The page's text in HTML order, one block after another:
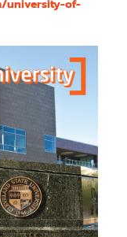
university-of-